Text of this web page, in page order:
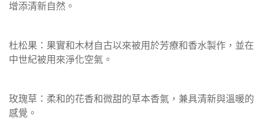
增添清新自然。
杜松果：果實和木材自古以來被用於芳療和香水製作，並在
中世紀被用來淨化空氣。
玫瑰草：柔和的花香和微甜的草本香氣，兼具清新與溫暖的
感覺。